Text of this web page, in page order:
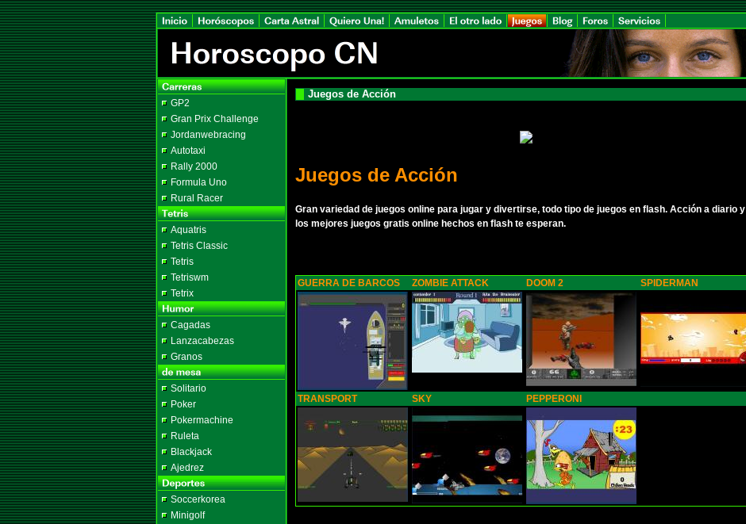
GP2
Gran Prix Challenge
Jordanwebracing
Autotaxi
Rally 2000
Formula Uno
Rural Racer
Aquatris
Tetris Classic
Tetris
Tetriswm
Tetrix
Cagadas
Lanzacabezas
Granos
Solitario
Poker
Pokermachine
Ruleta
Blackjack
Ajedrez
Soccerkorea
Minigolf
Juegos de Acción
Juegos de Acción
Gran variedad de juegos online para jugar y divertirse, todo tipo de juegos en flash. Acción a diario y
los mejores juegos gratis online hechos en flash te esperan.
GUERRA DE BARCOS ZOMBIE ATTACK DOOM 2 SPIDERMAN
TRANSPORT SKY PEPPERONI